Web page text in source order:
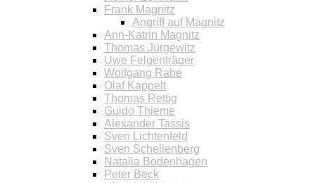
Frank Magnitz
Angriff auf Magnitz
Ann-Katrin Magnitz
Thomas Jürgewitz
Uwe Felgenträger
Wolfgang Rabe
Olaf Kappelt
Thomas Rettig
Guido Thieme
Alexander Tassis
Sven Lichtenfeld
Sven Schellenberg
Natalia Bodenhagen
Peter Beck